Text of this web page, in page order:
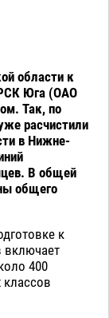
области к
Юга (ОАО
Так, по
расчистили
в Нижне-
В общей
общего
к
включает
400